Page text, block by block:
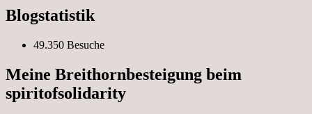
Blogstatistik
49.350 Besuche
Meine Breithornbesteigung beim
spiritofsolidarity